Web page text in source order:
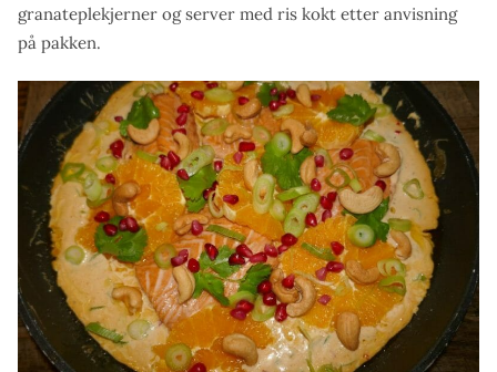
granateplekjerner og server med ris kokt etter anvisning
på pakken.